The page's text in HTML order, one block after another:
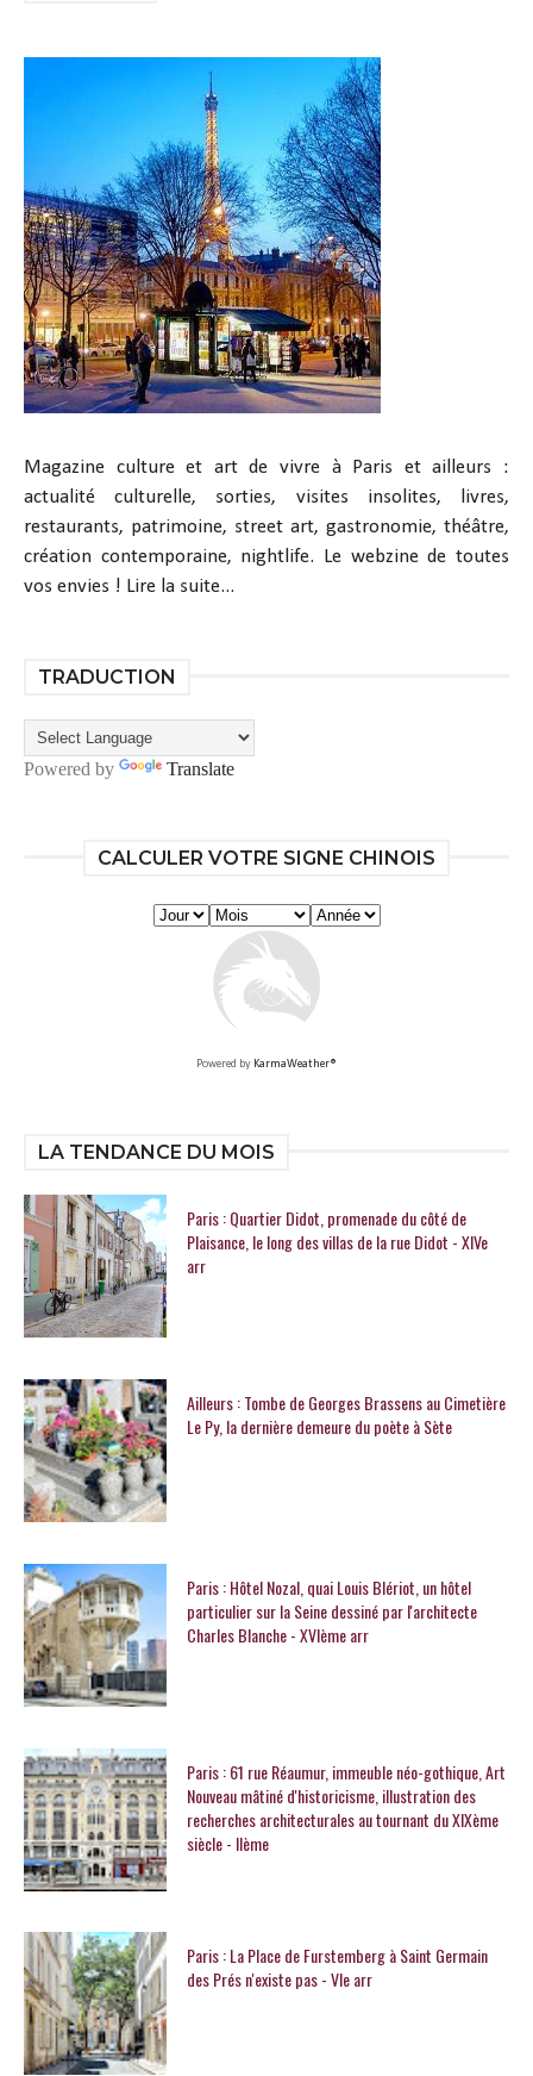
Magazine culture et art de vivre à Paris et ailleurs :
actualité culturelle, sorties, visites insolites, livres,
restaurants, patrimoine, street art, gastronomie, théâtre,
création contemporaine, nightlife. Le webzine de toutes
vos envies ! Lire la suite...
TRADUCTION
Powered by Translate
CALCULER VOTRE SIGNE CHINOIS
Powered by KarmaWeather®
LA TENDANCE DU MOIS
Paris : Quartier Didot, promenade du côté de
Plaisance, le long des villas de la rue Didot - XIVe
arr
Ailleurs : Tombe de Georges Brassens au Cimetière
Le Py, la dernière demeure du poète à Sète
Paris : Hôtel Nozal, quai Louis Blériot, un hôtel
particulier sur la Seine dessiné par l'architecte
Charles Blanche - XVIème arr
Paris : 61 rue Réaumur, immeuble néo-gothique, Art
Nouveau mâtiné d'historicisme, illustration des
recherches architecturales au tournant du XIXème
siècle - IIème
Paris : La Place de Furstemberg à Saint Germain
des Prés n'existe pas - VIe arr